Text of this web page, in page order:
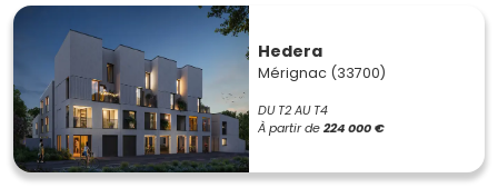
Hedera
Mérignac (33700)
DU T2 AU T4
À partir de224 000 €